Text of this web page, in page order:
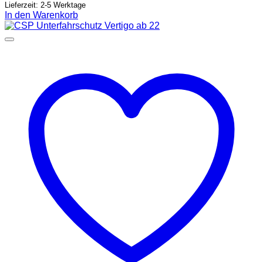
Lieferzeit: 2-5 Werktage
In den Warenkorb